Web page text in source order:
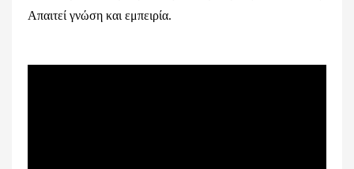
Απαιτεί γνώση και εμπειρία.